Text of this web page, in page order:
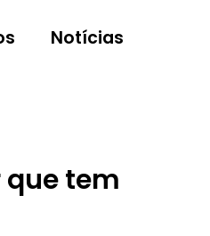
Notícias
que tem